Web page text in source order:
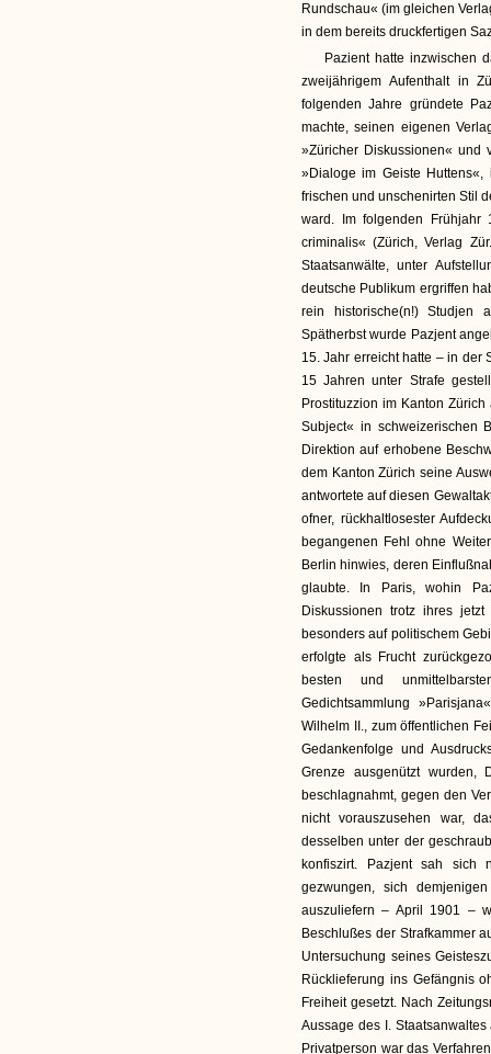
Rundschau« (im gleichen
in dem bereits druckfertigen
Pazient hatte inzwischen
zweijährigem Aufenthalt in
folgenden Jahre gründete
machte, seinen eigenen
»Züricher Diskussionen« und
»Dialoge im Geiste
frischen und unschenirten Stil
ward. Im folgenden Frühjahr
criminalis« (Zürich, Verlag
Staatsanwälte, unter
deutsche Publikum ergriffen
rein historische(n!) Studjen
Spätherbst wurde Pazjent
15. Jahr erreicht hatte – in der
15 Jahren unter Strafe
Prostituzzion im Kanton
Subject« in schweizerischen
Direktion auf erhobene
dem Kanton Zürich seine
antwortete auf diesen
ofner, rückhaltlosester
begangenen Fehl ohne
Berlin hinwies, deren
glaubte. In Paris, wohin
Diskussionen trotz ihres
besonders auf politischem
erfolgte als Frucht
besten und
Gedichtsammlung
Wilhelm II., zum öffentlichen
Gedankenfolge und
Grenze ausgenützt wurden,
beschlagnahmt, gegen den
nicht vorauszusehen war,
desselben unter der
konfiszirt. Pazjent sah sich
gezwungen, sich
auszuliefern – April 1901 –
Beschlußes der Strafkammer
Untersuchung seines
Rücklieferung ins Gefängnis
Freiheit gesetzt. Nach
Aussage des I.
Privatperson war das